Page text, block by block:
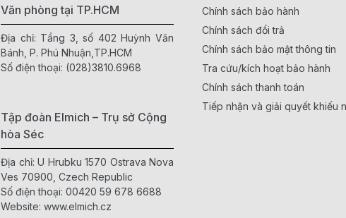
Văn phòng tại TP.HCM
Địa chỉ: Tầng 3, số 402 Huỳnh Văn
Bánh, P. Phú Nhuận,TP.HCM
Số điện thoại: (028)3810.6968
Tập đoàn Elmich – Trụ sở Cộng
hòa Séc
Địa chỉ: U Hrubku 1570 Ostrava Nova
Ves 70900, Czech Republic
Số điện thoại: 00420 59 678 6688
Website: www.elmich.cz
Chính sách bảo hành
Chính sách đổi trả
Chính sách bảo mật thông tin
Tra cứu/kích hoạt bảo hành
Chính sách thanh toán
Tiếp nhận và giải quyết khiếu